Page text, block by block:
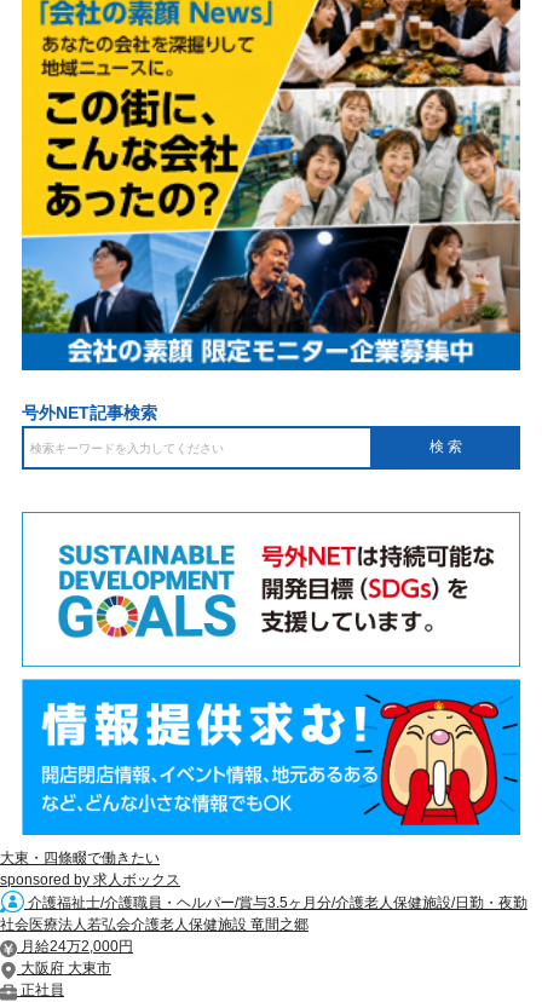
号外NET記事検索
大東・四條畷で働きたい
sponsored by 求人ボックス
介護福祉士/介護職員・ヘルパー/賞与3.5ヶ月分/介護老人保健施設/日勤・夜勤
社会医療法人若弘会介護老人保健施設 竜間之郷
月給24万2,000円
大阪府 大東市
正社員